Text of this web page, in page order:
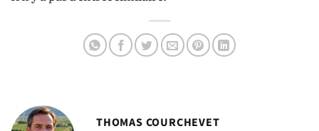
THOMAS COURCHEVET